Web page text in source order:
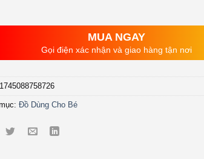
MUA NGAY
Gọi điện xác nhận và giao hàng tận nơi
1745088758726
Đồ Dùng Cho Bé